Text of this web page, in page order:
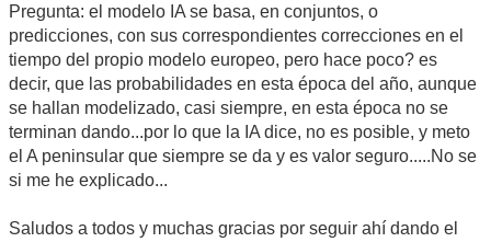
Pregunta: el modelo IA se basa, en conjuntos, o
predicciones, con sus correspondientes correcciones en el
tiempo del propio modelo europeo, pero hace poco? es
decir, que las probabilidades en esta época del año, aunque
se hallan modelizado, casi siempre, en esta época no se
terminan dando...por lo que la IA dice, no es posible, y meto
el A peninsular que siempre se da y es valor seguro.....No se
si me he explicado...
Saludos a todos y muchas gracias por seguir ahí dando el